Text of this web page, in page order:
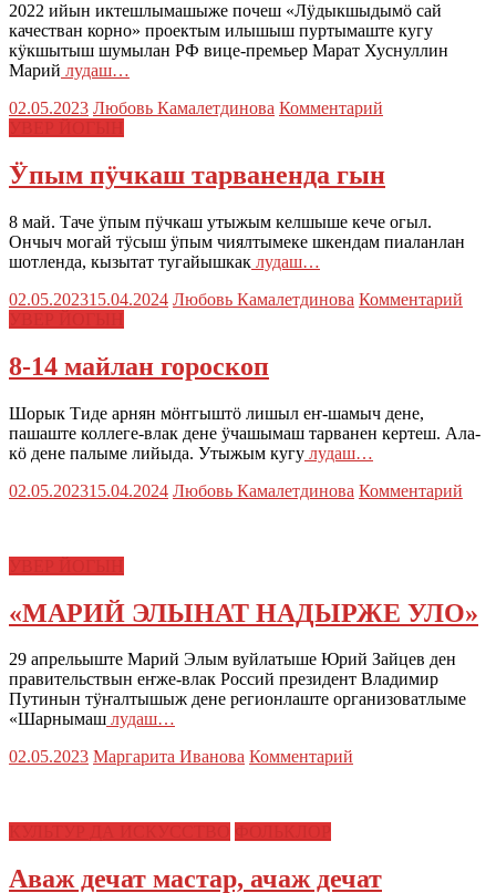
2022 ийын иктешлымашыже почеш «Лӱдыкшыдымӧ сай
качестван корно» проектым илышыш пуртымаште кугу
кӱкшытыш шумылан РФ вице-премьер Марат Хуснуллин
Марий лудаш…
02.05.2023 Любовь Камалетдинова Комментарий
Ӱпым пӱчкаш тарваненда гын
8 май. Таче ӱпым пӱчкаш утыжым келшыше кече огыл.
Ончыч могай тӱсыш ӱпым чиялтымеке шкендам пиаланлан
шотленда, кызытат тугайышкак лудаш…
02.05.202315.04.2024 Любовь Камалетдинова Комментарий
8-14 майлан гороскоп
Шорык Тиде арнян мӧҥгыштӧ лишыл еҥ-шамыч дене,
пашаште коллеге-влак дене ӱчашымаш тарванен кертеш. Ала-
кӧ дене палыме лийыда. Утыжым кугу лудаш…
02.05.202315.04.2024 Любовь Камалетдинова Комментарий
«МАРИЙ ЭЛЫНАТ НАДЫРЖЕ УЛО»
29 апрельыште Марий Элым вуйлатыше Юрий Зайцев ден
правительствын еҥже-влак Россий президент Владимир
Путинын тӱҥалтышыж дене регионлаште организоватлыме
«Шарнымаш лудаш…
02.05.2023 Маргарита Иванова Комментарий
Аваж дечат мастар, ачаж дечат